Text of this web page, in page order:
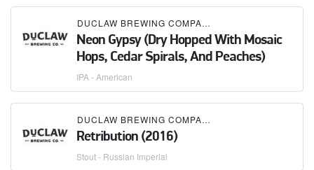
DUCLAW BREWING COMPANY
Neon Gypsy (Dry Hopped With Mosaic
Hops, Cedar Spirals, And Peaches)
IPA - American
DUCLAW BREWING COMPANY
Retribution (2016)
Stout - Russian Imperial